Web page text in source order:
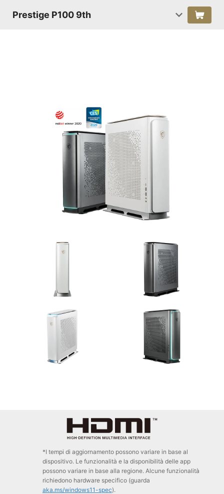
Prestige P100 9th
*I tempi di aggiornamento possono variare in base al
dispositivo. Le funzionalità e la disponibilità delle app
possono variare in base alla regione. Alcune funzionalità
richiedono hardware specifico (guarda
aka.ms/windows11-spec).